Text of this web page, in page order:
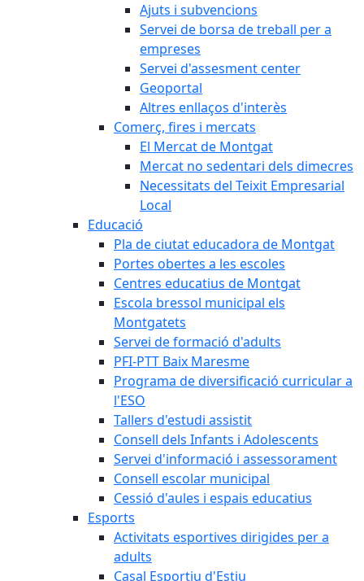
Ajuts i subvencions
Servei de borsa de treball per a
empreses
Servei d'assesment center
Geoportal
Altres enllaços d'interès
Comerç, fires i mercats
El Mercat de Montgat
Mercat no sedentari dels dimecres
Necessitats del Teixit Empresarial
Local
Educació
Pla de ciutat educadora de Montgat
Portes obertes a les escoles
Centres educatius de Montgat
Escola bressol municipal els
Montgatets
Servei de formació d'adults
PFI-PTT Baix Maresme
Programa de diversificació curricular a
l'ESO
Tallers d'estudi assistit
Consell dels Infants i Adolescents
Servei d'informació i assessorament
Consell escolar municipal
Cessió d'aules i espais educatius
Esports
Activitats esportives dirigides per a
adults
Casal Esportiu d'Estiu